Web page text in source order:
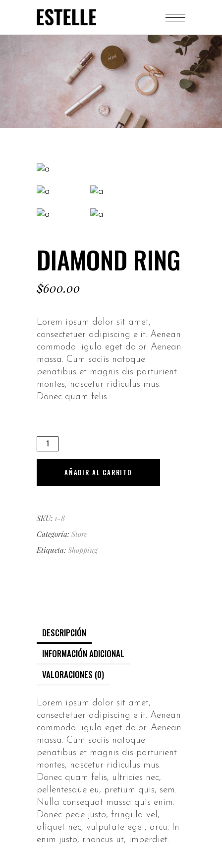
DIAMOND RING
$600.00
Lorem ipsum dolor sit amet,
consectetuer adipiscing elit. Aenean
commodo ligula eget dolor. Aenean
massa. Cum sociis natoque
penatibus et magnis dis parturient
montes, nascetur ridiculus mus.
Donec quam felis
Diamond
AÑADIR AL CARRITO
SKU: 1-8
Categoría: Store
Etiqueta: Shopping
DESCRIPCIÓN
INFORMACIÓN ADICIONAL
VALORACIONES (0)
Lorem ipsum dolor sit amet,
consectetuer adipiscing elit. Aenean
commodo ligula eget dolor. Aenean
massa. Cum sociis natoque
penatibus et magnis dis parturient
montes, nascetur ridiculus mus.
Donec quam felis, ultricies nec,
pellentesque eu, pretium quis, sem.
Nulla consequat massa quis enim.
Donec pede justo, fringilla vel,
aliquet nec, vulputate eget, arcu. In
enim justo, rhoncus ut, imperdiet.